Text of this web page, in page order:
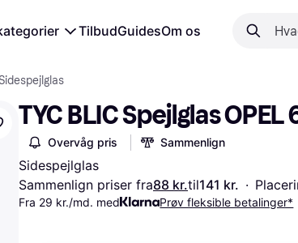
TilbudGuidesOm os
Sidespejlglas
TYC BLIC Spejlglas
Overvåg pris Sammenlign
Sidespejlglas
Sammenlign priser fra88 kr.til141 kr. ·
Fra 29 kr./md. med Prøv fleksible betalinger*